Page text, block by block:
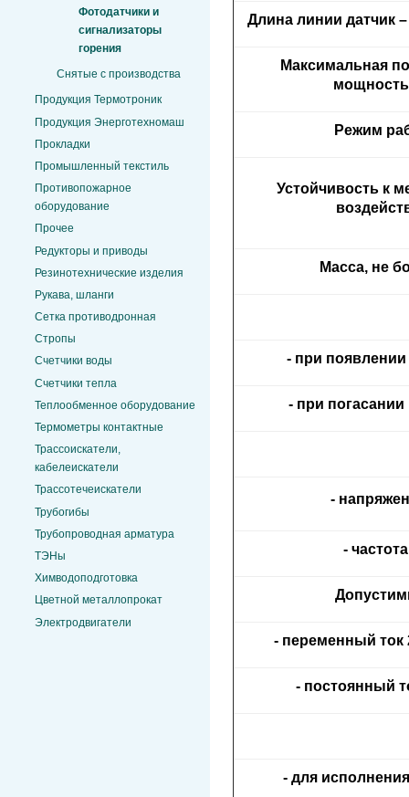
Фотодатчики и
сигнализаторы
горения
Снятые с производства
Продукция Термотроник
Продукция Энерготехномаш
Прокладки
Промышленный текстиль
Противопожарное
оборудование
Прочее
Редукторы и приводы
Резинотехнические изделия
Рукава, шланги
Сетка противодронная
Стропы
Счетчики воды
Счетчики тепла
Теплообменное оборудование
Термометры контактные
Трассоискатели,
кабелеискатели
Трассотечеискатели
Трубогибы
Трубопроводная арматура
ТЭНы
Химводоподготовка
Цветной металлопрокат
Электродвигатели
Длина линии датчик
Максимальная
Режим
Устойчивость к
Масса, не
- при
- при
-
-
- переменный ток
- постоянный
- для